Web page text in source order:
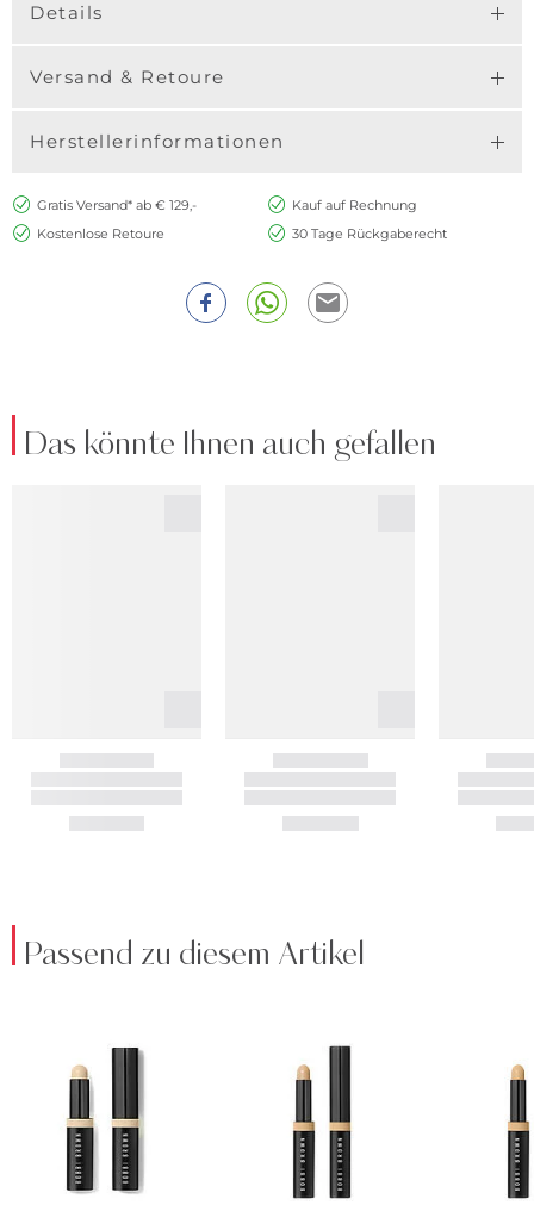
Details
Versand & Retoure
Herstellerinformationen
Gratis Versand* ab € 129,-
Kauf auf Rechnung
Kostenlose Retoure
30 Tage Rückgaberecht
Das könnte Ihnen auch gefallen
Passend zu diesem Artikel